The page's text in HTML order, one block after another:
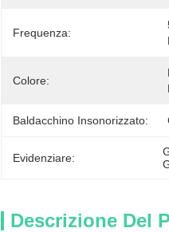
Frequenza:
Colore:
Baldacchino Insonorizzato:
Evidenziare:
Descrizione Del